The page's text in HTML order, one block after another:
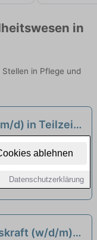
ablehnen
Datenschutzerklärung
in
in Pflege und
d) in Teilzeit
zum Angebot
(w/d/m)